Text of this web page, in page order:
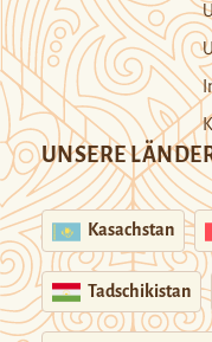
UNSERE
Kasachstan
Tadschikistan